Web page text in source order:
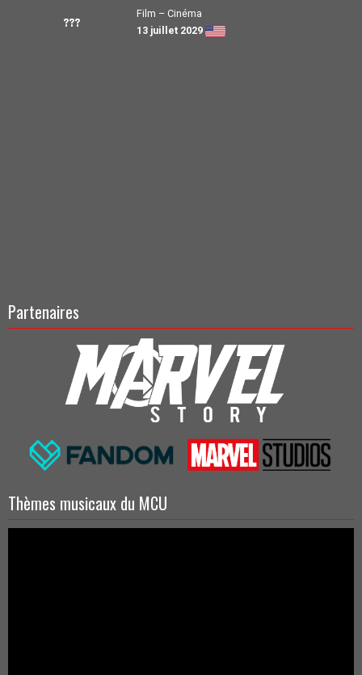
???
Film – Cinéma
13 juillet 2029
Partenaires
Thèmes musicaux du MCU